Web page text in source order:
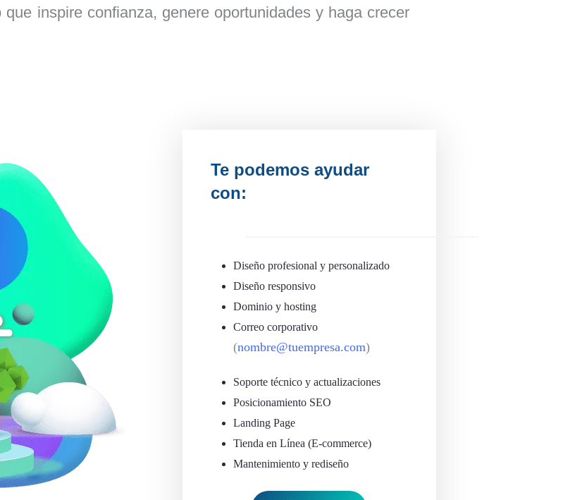
inspire confianza, genere oportunidades y haga crecer
Te podemos ayudar
con:
Diseño profesional y personalizado
Diseño responsivo
Dominio y hosting
Correo corporativo
(nombre@tuempresa.com)
Soporte técnico y actualizaciones
Posicionamiento SEO
Landing Page
Tienda en Línea (E-commerce)
Mantenimiento y rediseño